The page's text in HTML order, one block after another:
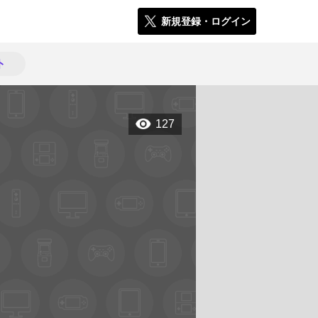
新規登録・ログイン
127